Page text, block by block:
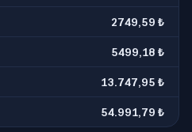
2749,59 ₺
5499,18 ₺
13.747,95 ₺
54.991,79 ₺